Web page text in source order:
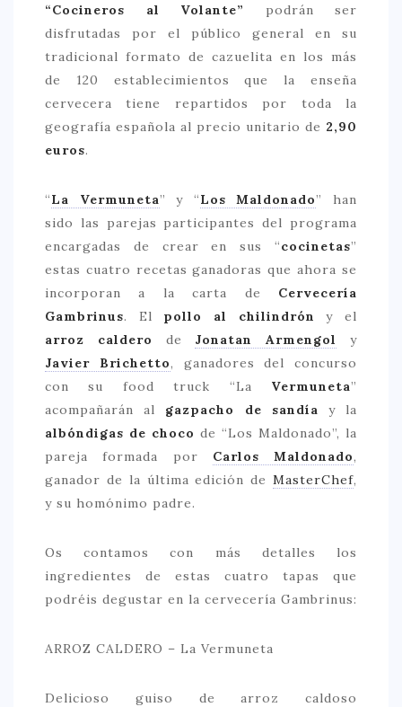
> 50 €
NUESTROS FAVORITOS
LIFESTYLE
CONOCIENDO A …
ESCAPADAS
EVENTOS POP UP
GOURMET
HEALTHY
MAPA
POR SUS BAÑOS…
CONTACTO
“Cocineros al Volante”
podrán ser
disfrutadas por el público general en su
tradicional formato de cazuelita en los más
de 120 establecimientos que la enseña
cervecera tiene repartidos por toda la
geografía española al precio unitario de 2,90
euros.
“La Vermuneta” y “Los Maldonado” han
sido las parejas participantes del programa
encargadas de crear en sus “cocinetas”
estas cuatro recetas ganadoras que ahora se
incorporan a la carta de Cervecería
Gambrinus. El pollo al chilindrón y el
arroz caldero
de Jonatan Armengol
y
Javier Brichetto, ganadores del concurso
con su food truck “La Vermuneta”
acompañarán al gazpacho de sandía y la
albóndigas de choco de “Los Maldonado”, la
pareja formada por Carlos Maldonado,
ganador de la última edición de MasterChef,
y su homónimo padre.
Os contamos con más detalles los
ingredientes de estas cuatro tapas que
podréis degustar en la cervecería Gambrinus:
ARROZ CALDERO – La Vermuneta
Delicioso guiso de arroz caldoso